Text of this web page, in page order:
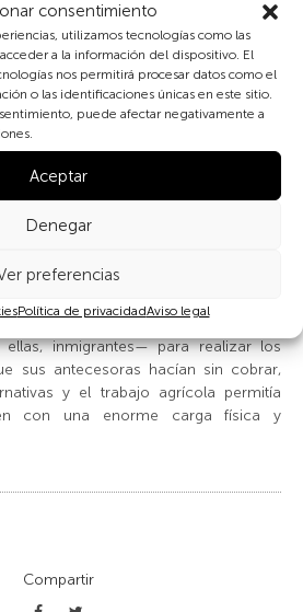
consentimiento
utilizamos tecnologías como las
a la información del dispositivo. El
nos permitirá procesar datos como el
o las identificaciones únicas en este sitio.
puede afectar negativamente a
Aceptar
Denegar
preferencias
Política de privacidadAviso legal
del Este y Pacifico (62% y 79%),
es mayoritaria la población rural y en
de las pequeñas propiedades
La región con mayores
(28% y 79%, respectivamente).
europeos, el trabajo agrícola y los de
familiares de las mujeres se ha
décadas como ayuda familiar.
que no cobraban. Paradójicamente, en
deben a su vez emplear a otras
inmigrantes— para realizar los
sus antecesoras hacían sin cobrar,
y el trabajo agrícola permitía
con una enorme carga física y
Compartir